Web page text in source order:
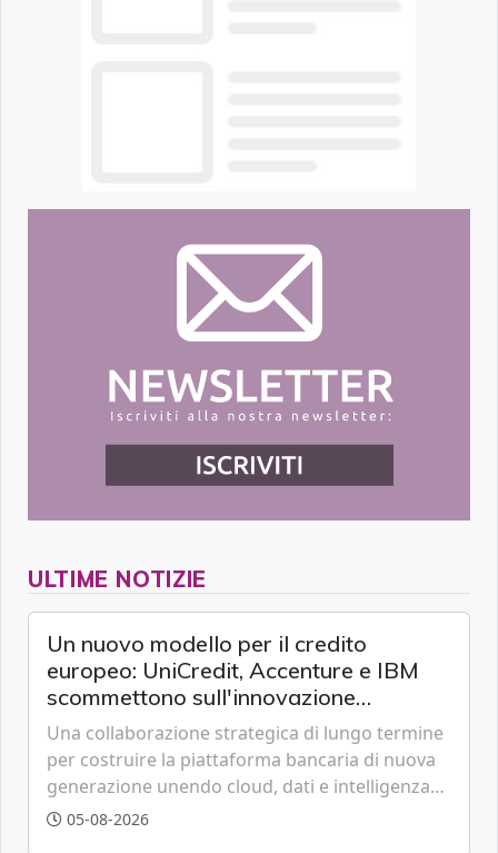
ULTIME NOTIZIE
Un nuovo modello per il credito
europeo: UniCredit, Accenture e IBM
scommettono sull'innovazione
tecnologica
Una collaborazione strategica di lungo termine
per costruire la piattaforma bancaria di nuova
generazione unendo cloud, dati e intelligenza
artificiale.
05-08-2026